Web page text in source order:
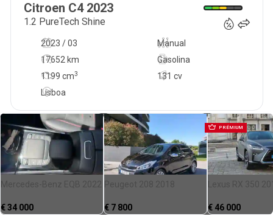
Citroen C4 2023
1.2 PureTech Shine
2023 / 03
Manual
17652 km
131 cv
Gasolina
1199 cm3
Lisboa
Mercedes-Benz EQB 2022
€34 000
Peugeot 208 2018
€ 7 800
PRÉMIUM
Lexus RX 350
€ 46 000